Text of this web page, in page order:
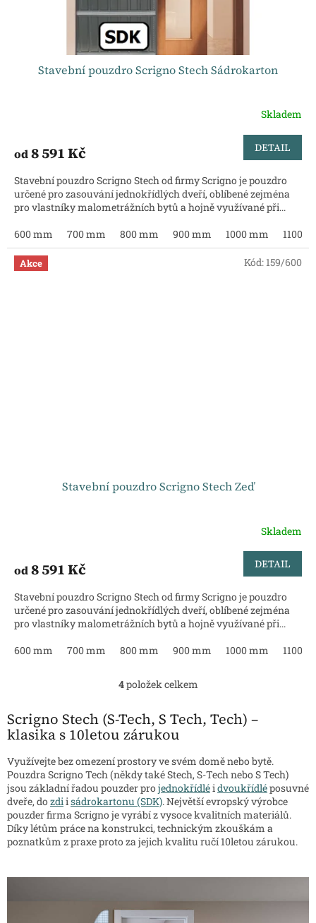
Stavební pouzdro Scrigno Stech Sádrokarton
Skladem
od8 591 Kč DETAIL
Stavební pouzdro Scrigno Stech od firmy Scrigno je pouzdro
určené pro zasouvání jednokřídlých dveří, oblíbené zejména
pro vlastníky malometrážních bytů a hojně využívané při...
600 mm
700 mm 800 mm 900 mm 1000 mm 1100
Akce
Stavební pouzdro Scrigno Stech Zeď
Skladem
od8 591 Kč DETAIL
Stavební pouzdro Scrigno Stech od firmy Scrigno je pouzdro
určené pro zasouvání jednokřídlých dveří, oblíbené zejména
pro vlastníky malometrážních bytů a hojně využívané při...
600 mm
700 mm 800 mm 900 mm 1000 mm 1100
Kód: 159/600
O
l
á
d
a
c
í
p
r
v
k
y
ý
i
s
4položek celkem
Scrigno Stech (S-Tech, S Tech, Tech) –
klasika s 10letou zárukou
Využívejte bez omezení prostory ve svém domě nebo bytě.
Pouzdra Scrigno Tech (někdy také Stech, S-Tech nebo S Tech)
jsou základní řadou pouzder projednokřídléidvoukřídléposuvné
dveře, dozdiisádrokartonu (SDK). Největší evropský výrobce
pouzder firma Scrigno je vyrábí z vysoce kvalitních materiálů.
Díky létům práce na konstrukci, technickým zkouškám a
poznatkům z praxe proto za jejich kvalitu ručí 10letou zárukou.